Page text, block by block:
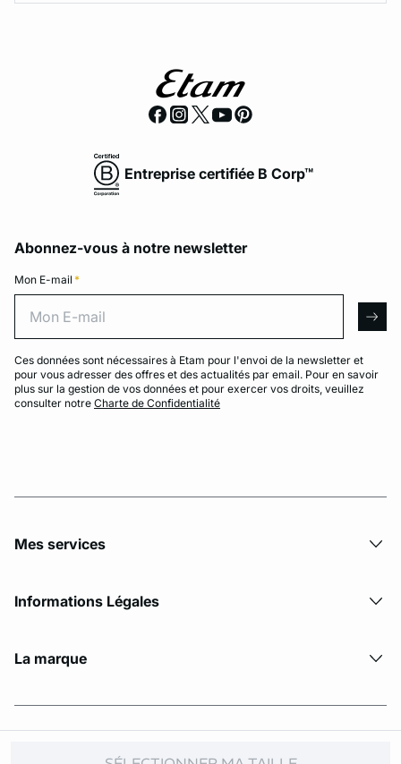
Entreprise certifiée B Corp™
Abonnez-vous à notre newsletter
Mon E-mail *
Ces données sont nécessaires à Etam pour l'envoi de la newsletter et
pour vous adresser des offres et des actualités par email. Pour en savoir
plus sur la gestion de vos données et pour exercer vos droits, veuillez
consulter notre Charte de Confidentialité
Mes services
Informations Légales
La marque